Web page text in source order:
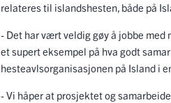
relateres til islandshesten, både på
- Det har vært veldig gøy å jobbe med
et supert eksempel på hva godt
hesteavlsorganisasjonen på Island i
- Vi håper at prosjektet og